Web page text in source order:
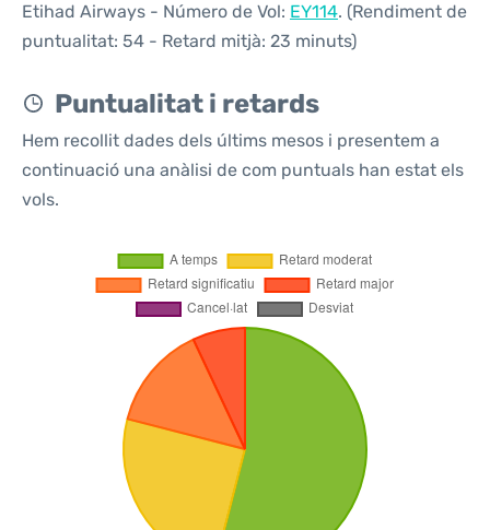
Etihad Airways - Número de Vol: EY114. (Rendiment de
puntualitat: 54 - Retard mitjà: 23 minuts)
Puntualitat i retards
Hem recollit dades dels últims mesos i presentem a
continuació una anàlisi de com puntuals han estat els
vols.